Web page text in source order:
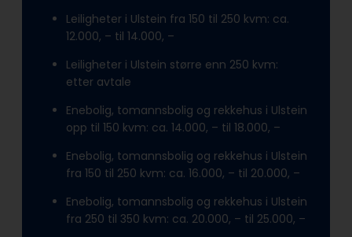
Leiligheter i Ulstein fra 150 til 250 kvm: ca.
12.000, – til 14.000, –
Leiligheter i Ulstein større enn 250 kvm:
etter avtale
Enebolig, tomannsbolig og rekkehus i Ulstein
opp til 150 kvm: ca. 14.000, – til 18.000, –
Enebolig, tomannsbolig og rekkehus i Ulstein
fra 150 til 250 kvm: ca. 16.000, – til 20.000, –
Enebolig, tomannsbolig og rekkehus i Ulstein
fra 250 til 350 kvm: ca. 20.000, – til 25.000, –